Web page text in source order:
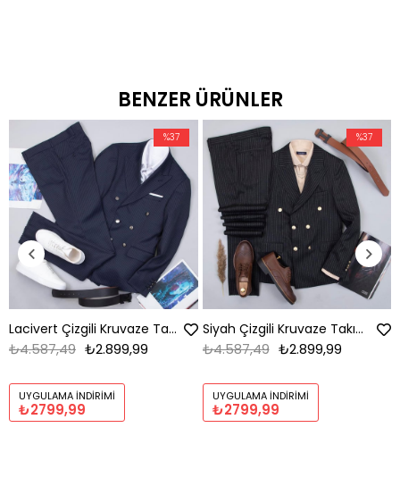
BENZER ÜRÜNLER
Lacivert Çizgili Kruvaze Takım Elbise Kombini Erkek | Slim Fit Şık Komple Set
₺2.899,99
₺4.587,49
UYGULAMA İNDIRIMI
₺2799,99
%37
Siyah Çizgili Kruvaze Takım Elbise Kombini Erkek | Slim Fit Şık Komple Set
₺2.899,99
₺4.587,49
UYGULAMA İNDIRIMI
₺2799,99
%37